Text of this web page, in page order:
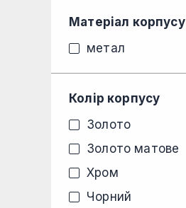
Матеріал корпусу
метал
Колір корпусу
Золото
Золото матове
Хром
Чорний